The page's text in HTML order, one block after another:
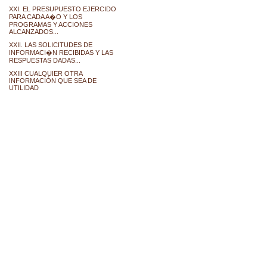
XXI. EL PRESUPUESTO EJERCIDO
PARA CADA A�O Y LOS
PROGRAMAS Y ACCIONES
ALCANZADOS...
XXII. LAS SOLICITUDES DE
INFORMACI�N RECIBIDAS Y LAS
RESPUESTAS DADAS...
XXIII CUALQUIER OTRA
INFORMACIÓN QUE SEA DE
UTILIDAD